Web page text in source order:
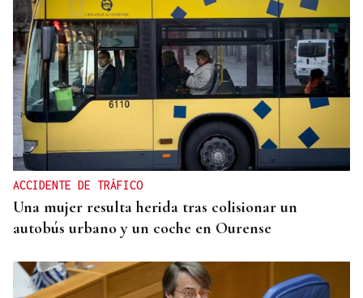
ADQUISICIÓN DE VIVENDA
Laza terá un museo etnográfico dedicado ao
Entroido e ao Santo Cristo
ACCIDENTE DE TRÁFICO
Una mujer resulta herida tras colisionar un
autobús urbano y un coche en Ourense